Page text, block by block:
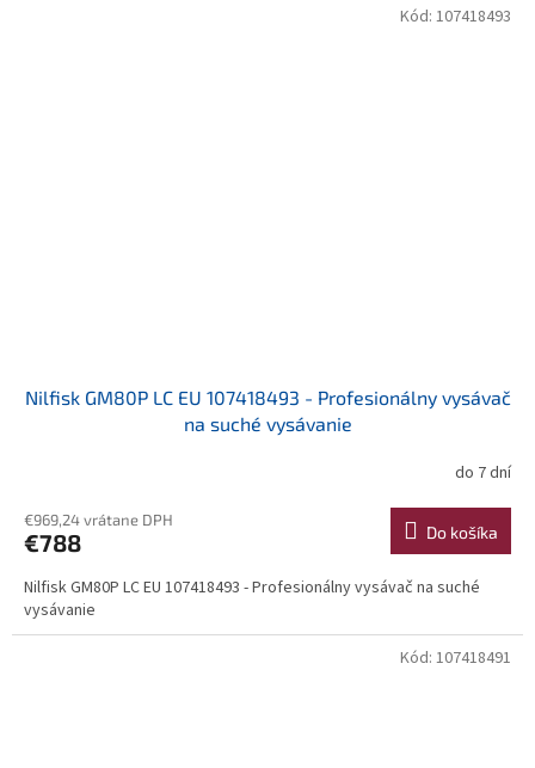
Nilfisk GM80P LC EU 107418493 - Profesionálny vysávač
na suché vysávanie
do 7 dní
€969,24 vrátane DPH
€788 Do košíka
Nilfisk GM80P LC EU 107418493 - Profesionálny vysávač na suché
vysávanie
Kód: 107418493
Kód: 107418491